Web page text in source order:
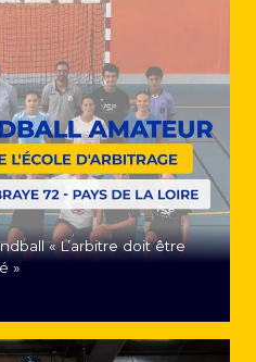
« L’arbitre doit être
»